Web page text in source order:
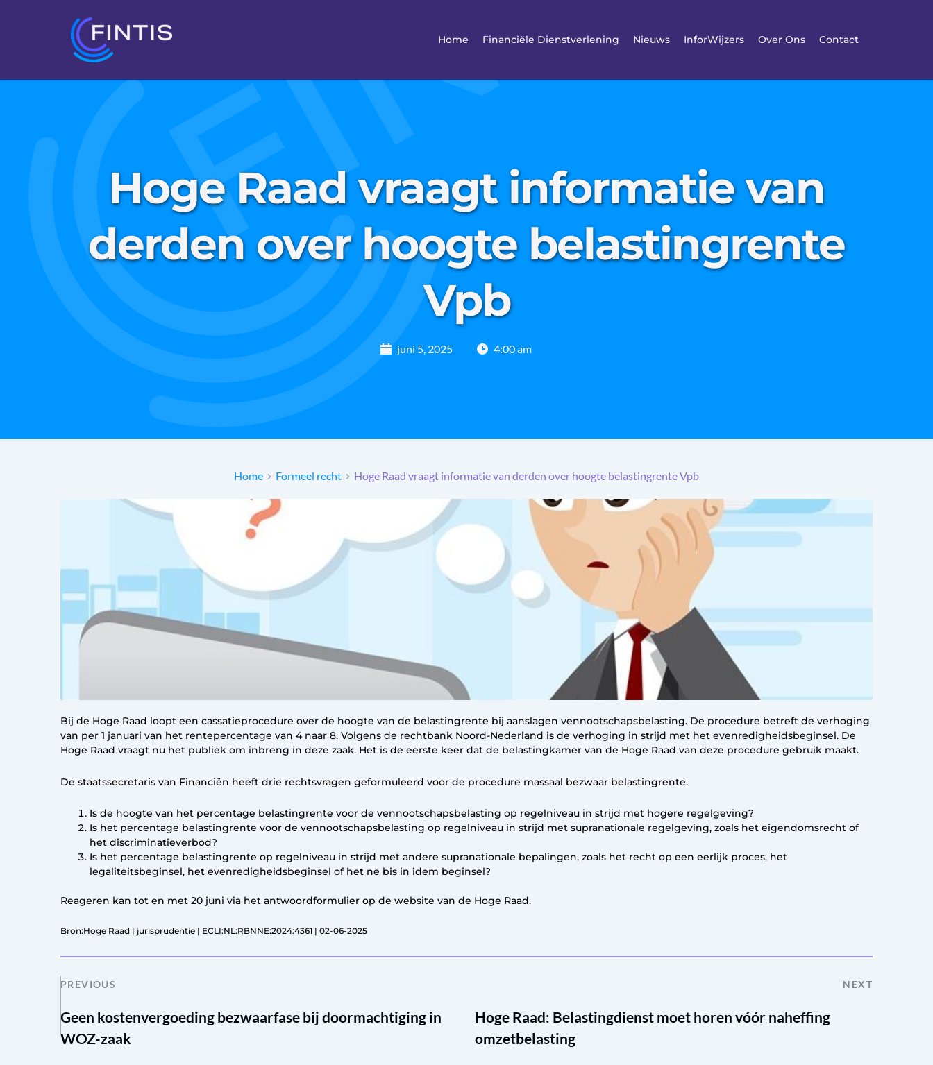
Home Financiële Dienstverlening Nieuws InforWijzers Over Ons Contact
Hoge Raad vraagt informatie van
derden over hoogte belastingrente
Vpb
juni 5, 2025 4:00 am
Home Formeel recht Hoge Raad vraagt informatie van derden over hoogte belastingrente Vpb
Bij de Hoge Raad loopt een cassatieprocedure over de hoogte van de belastingrente bij aanslagen vennootschapsbelasting. De procedure betreft de verhoging
van per 1 januari van het rentepercentage van 4 naar 8. Volgens de rechtbank Noord-Nederland is de verhoging in strijd met het evenredigheidsbeginsel. De
Hoge Raad vraagt nu het publiek om inbreng in deze zaak. Het is de eerste keer dat de belastingkamer van de Hoge Raad van deze procedure gebruik maakt.
De staatssecretaris van Financiën heeft drie rechtsvragen geformuleerd voor de procedure massaal bezwaar belastingrente.
Is de hoogte van het percentage belastingrente voor de vennootschapsbelasting op regelniveau in strijd met hogere regelgeving?
Is het percentage belastingrente voor de vennootschapsbelasting op regelniveau in strijd met supranationale regelgeving, zoals het eigendomsrecht of
het discriminatieverbod?
Is het percentage belastingrente op regelniveau in strijd met andere supranationale bepalingen, zoals het recht op een eerlijk proces, het
legaliteitsbeginsel, het evenredigheidsbeginsel of het ne bis in idem beginsel?
Reageren kan tot en met 20 juni via het antwoordformulier op de website van de Hoge Raad.
Bron:Hoge Raad | jurisprudentie | ECLI:NL:RBNNE:2024:4361 | 02-06-2025
PREVIOUS NEXT
Geen kostenvergoeding bezwaarfase bij doormachtiging in
WOZ-zaak
Hoge Raad: Belastingdienst moet horen vóór naheffing
omzetbelasting